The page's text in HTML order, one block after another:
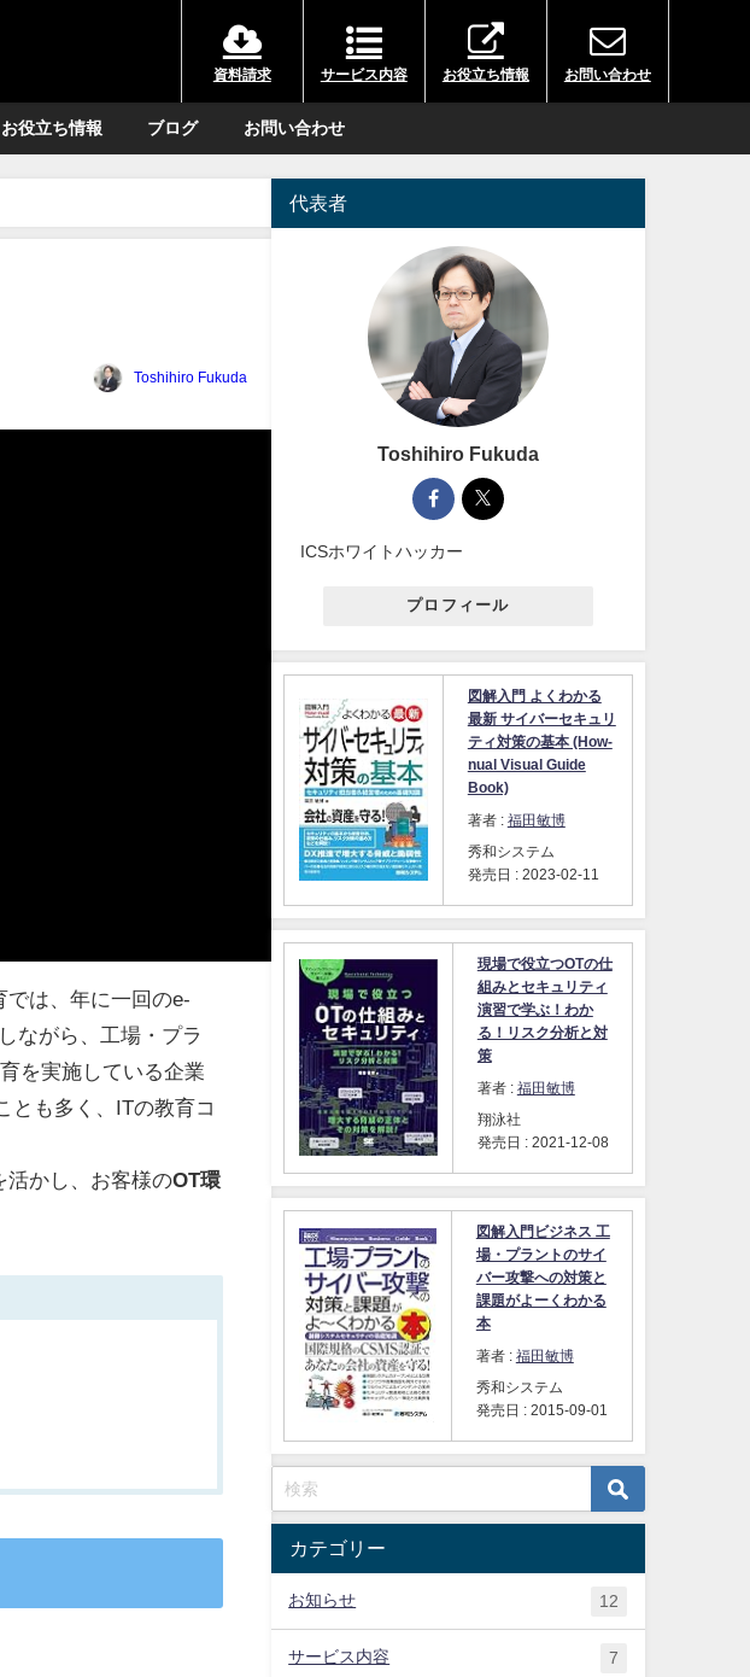
資料請求 サービス内容 お役立ち情報 お問い合わせ
お役立ち情報 ブログ お問い合わせ
Toshihiro Fukuda
では、年に一回のe-
ながら、工場・プラ
を実施している企業
とも多く、ITの教育コ
活かし、お客様のOT環
代表者
Toshihiro Fukuda
ICSホワイトハッカー
プロフィール
図解入門 よくわかる
最新 サイバーセキュリ
ティ対策の基本 (How-
nual Visual Guide
Book)
著者 : 福田敏博
秀和システム
発売日 : 2023-02-11
現場で役立つOTの仕
組みとセキュリティ
演習で学ぶ！わか
る！リスク分析と対
策
著者 : 福田敏博
翔泳社
発売日 : 2021-12-08
図解入門ビジネス 工
場・プラントのサイ
バー攻撃への対策と
課題がよーくわかる
本
著者 : 福田敏博
秀和システム
発売日 : 2015-09-01
カテゴリー
お知らせ 12
サービス内容 7